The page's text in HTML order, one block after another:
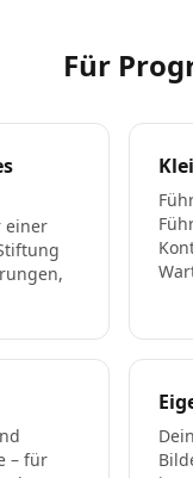
Für
einer
– für